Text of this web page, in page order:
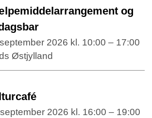
og
2026 kl. 10:00 – 17:00
Østjylland
2026 kl. 16:00 – 19:00